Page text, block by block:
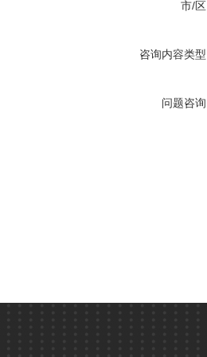
市/区
咨询内容类型
问题咨询